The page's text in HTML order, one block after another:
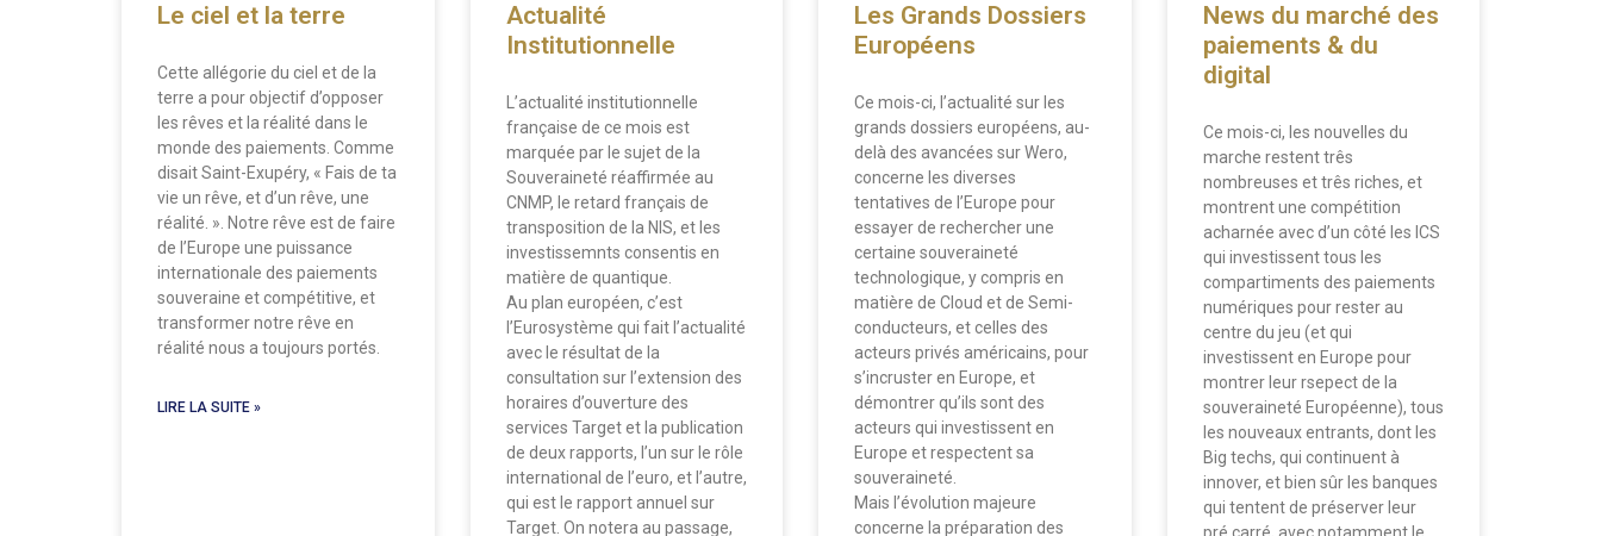
Le ciel et la terre
Cette allégorie du ciel et de la
terre a pour objectif d’opposer
les rêves et la réalité dans le
monde des paiements. Comme
disait Saint-Exupéry, « Fais de ta
vie un rêve, et d’un rêve, une
réalité. ». Notre rêve est de faire
de l’Europe une puissance
internationale des paiements
souveraine et compétitive, et
transformer notre rêve en
réalité nous a toujours portés.
LIRE LA SUITE »
Actualité
Institutionnelle
L’actualité institutionnelle
française de ce mois est
marquée par le sujet de la
Souveraineté réaffirmée au
CNMP, le retard français de
transposition de la NIS, et les
investissemnts consentis en
matière de quantique.
Au plan européen, c’est
l’Eurosystème qui fait l’actualité
avec le résultat de la
consultation sur l’extension des
horaires d’ouverture des
services Target et la publication
de deux rapports, l’un sur le rôle
international de l’euro, et l’autre,
qui est le rapport annuel sur
Target. On notera au passage,
Les Grands Dossiers
Européens
Ce mois-ci, l’actualité sur les
grands dossiers européens, au-
delà des avancées sur Wero,
concerne les diverses
tentatives de l’Europe pour
essayer de rechercher une
certaine souveraineté
technologique, y compris en
matière de Cloud et de Semi-
conducteurs, et celles des
acteurs privés américains, pour
s’incruster en Europe, et
démontrer qu’ils sont des
acteurs qui investissent en
Europe et respectent sa
souveraineté.
Mais l’évolution majeure
concerne la préparation des
News du marché des
paiements & du
digital
Ce mois-ci, les nouvelles du
marche restent três
nombreuses et três riches, et
montrent une compétition
acharnée avec d’un côté les ICS
qui investissent tous les
compartiments des paiements
numériques pour rester au
centre du jeu (et qui
investissent en Europe pour
montrer leur rsepect de la
souveraineté Européenne), tous
les nouveaux entrants, dont les
Big techs, qui continuent à
innover, et bien sûr les banques
qui tentent de préserver leur